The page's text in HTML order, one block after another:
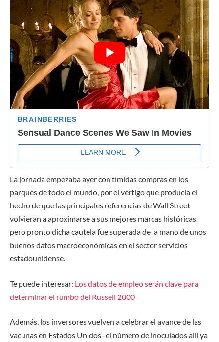
La jornada empezaba ayer con tímidas compras en los
parqués de todo el mundo, por el vértigo que producía el
hecho de que las principales referencias de Wall Street
volvieran a aproximarse a sus mejores marcas históricas,
pero pronto dicha cautela fue superada de la mano de unos
buenos datos macroeconómicas en el sector servicios
estadounidense.
Te puede interesar: Los datos de empleo serán clave para
determinar el rumbo del Russell 2000
Además, los inversores vuelven a celebrar el avance de las
vacunas en Estados Unidos -el número de inoculados allí ya